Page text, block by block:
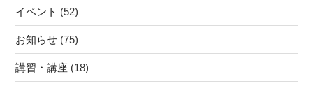
イベント (52)
お知らせ (75)
講習・講座 (18)